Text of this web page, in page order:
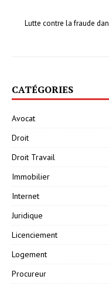
Lutte contre la fraude
CATÉGORIES
Avocat
Droit
Droit Travail
Immobilier
Internet
Juridique
Licenciement
Logement
Procureur